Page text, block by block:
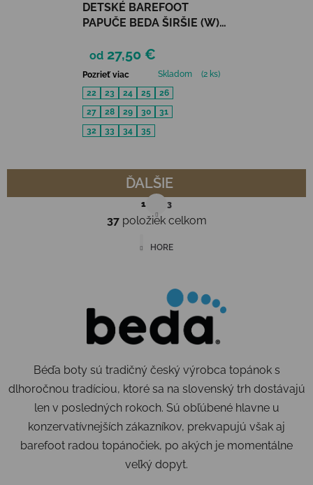
DETSKÉ BAREFOOT
PAPUČE BEDA ŠIRŠIE (W)
REBECCA
od 27,50 €
Pozrieť viac Skladom
(2 ks)
22
23 24 25
26
27
28 29 30
31
32
33 34 35
Ovládacie prvky výpisu
ĎALŠIE
Stránkovanie
1 3
37položiek celkom
HORE
Béďa boty sú tradičný český výrobca topánok s
dlhoročnou tradíciou, ktoré sa na slovenský trh dostávajú
len v posledných rokoch. Sú obľúbené hlavne u
konzervatívnejších zákazníkov, prekvapujú však aj
barefoot radou topánočiek, po akých je momentálne
veľký dopyt.